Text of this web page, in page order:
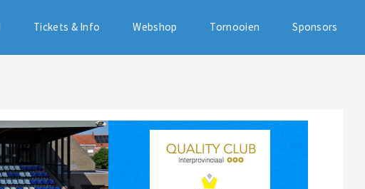
Tickets & Info Webshop Tornooien Sponsors